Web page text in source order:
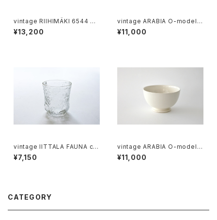
vintage RIIHIMÄKI 6544 gl
ass vase / ヴィンテージ リー
ヒマキ ガラス フラワーベース
¥13,200
vintage ARABIA O-model b
owl white / ヴィンテージ アラ
ビア ボウル ホワイト
¥11,000
vintage IITTALA FAUNA cle
ar glass M / ヴィンテージ イッ
タラ ファウナ クリアグラス M
¥7,150
vintage ARABIA O-model b
owl ivory / ヴィンテージ アラ
ビア ボウル アイボリー
¥11,000
CATEGORY